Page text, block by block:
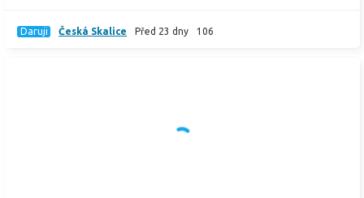
Daruji Česká Skalice Před 23 dny 106